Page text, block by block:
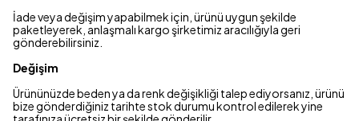
İade veya değişim yapabilmek için, ürünü uygun şekilde
paketleyerek, anlaşmalı kargo şirketimiz aracılığıyla geri
gönderebilirsiniz.
Değişim
Ürününüzde beden ya da renk değişikliği talep ediyorsanız, ürünü
bize gönderdiğiniz tarihte stok durumu kontrol edilerek yine